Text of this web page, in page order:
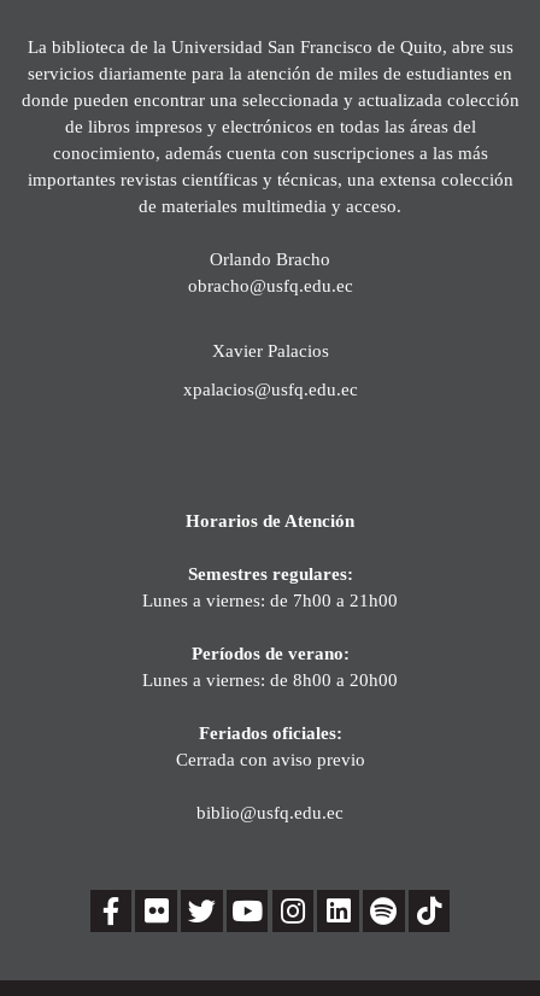
La biblioteca de la Universidad San Francisco de Quito, abre sus
servicios diariamente para la atención de miles de estudiantes en
donde pueden encontrar una seleccionada y actualizada colección
de libros impresos y electrónicos en todas las áreas del
conocimiento, además cuenta con suscripciones a las más
importantes revistas científicas y técnicas, una extensa colección
de materiales multimedia y acceso.
Orlando Bracho
obracho@usfq.edu.ec
Xavier Palacios
xpalacios@usfq.edu.ec
Horarios de Atención
Semestres regulares:
Lunes a viernes: de 7h00 a 21h00
Períodos de verano:
Lunes a viernes: de 8h00 a 20h00
Feriados oficiales:
Cerrada con aviso previo
biblio@usfq.edu.ec